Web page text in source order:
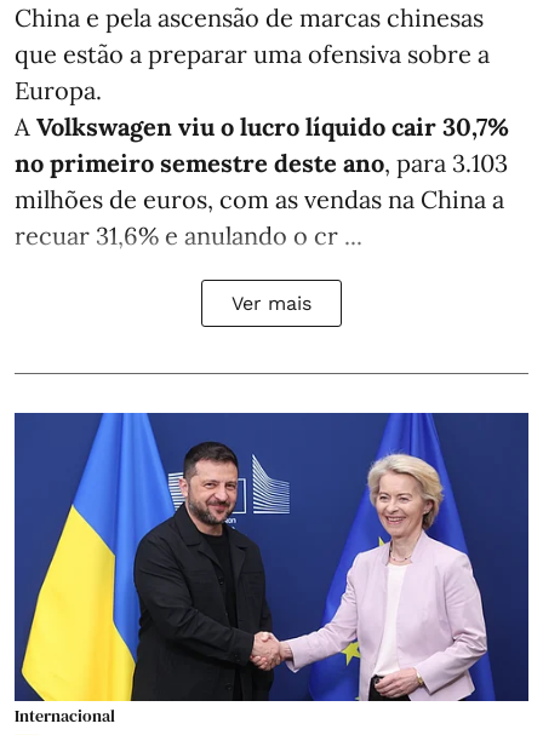
China e pela ascensão de marcas chinesas
que estão a preparar uma ofensiva sobre a
Europa.
A Volkswagen viu o lucro líquido cair 30,7%
no primeiro semestre deste ano, para 3.103
milhões de euros, com as vendas na China a
recuar 31,6% e anulando o cr ...
Ver mais
Internacional